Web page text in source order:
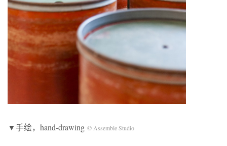
▼手绘，hand-drawing © Assemble Studio